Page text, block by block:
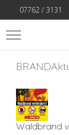
07762 / 3131
Mobile Menu
Waldbrand